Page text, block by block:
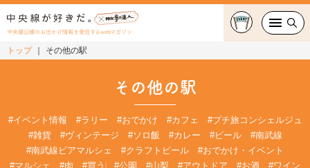
中央線沿線のお出かけ情報を発信するwebマガジン
スイーツ・テイクアウト
おでかけ
トップ その他の駅
その他の駅
#イベント情報 #ラリー #おでかけ #カフェ
#プチ旅コンシェルジュ
#雑貨
#ヴィンテージ #ソロ飯 #カレー #ビール
#南武線
#南武線ビアマルシェ
#クラフトビール
#おでかけ・イベント
#マルシェ
#肉 #買う #公園 #山梨 #アウトドア #お酒
#ワイン